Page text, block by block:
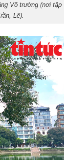
Võ trường (nơi tập
Lê).